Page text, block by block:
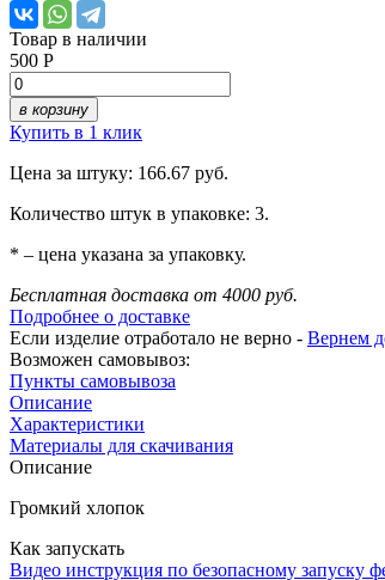
Товар в наличии
500 Р
в корзину
Купить в 1 клик
Цена за штуку: 166.67 руб.
Количество штук в упаковке: 3.
* – цена указана за упаковку.
Бесплатная доставка от 4000 руб.
Подробнее о доставке
Если изделие отработало не верно - Вернем
Возможен самовывоз:
Пункты самовывоза
Описание
Характеристики
Материалы для скачивания
Описание
Громкий хлопок
Как запускать
Видео инструкция по безопасному запуску